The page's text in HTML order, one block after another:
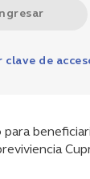
Ingresar
clave de